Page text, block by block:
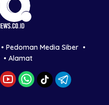
Pedoman Media Siber
Alamat